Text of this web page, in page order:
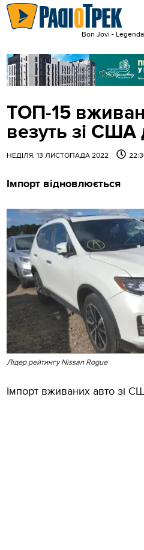
Bon Jovi -
ТОП-15
везуть зі США
НЕДІЛЯ, 13 ЛИСТОПАДА 2022
Імпорт відновлюється
Лідер рейтингу Nissan Rogue
Імпорт вживаних авто зі